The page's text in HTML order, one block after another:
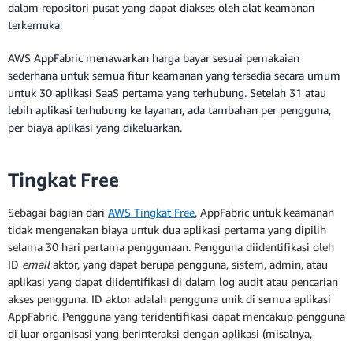
dalam repositori pusat yang dapat diakses oleh alat keamanan
terkemuka.
AWS AppFabric menawarkan harga bayar sesuai pemakaian
sederhana untuk semua fitur keamanan yang tersedia secara umum
untuk 30 aplikasi SaaS pertama yang terhubung. Setelah 31 atau
lebih aplikasi terhubung ke layanan, ada tambahan per pengguna,
per biaya aplikasi yang dikeluarkan.
Tingkat Free
Sebagai bagian dari AWS Tingkat Free, AppFabric untuk keamanan
tidak mengenakan biaya untuk dua aplikasi pertama yang dipilih
selama 30 hari pertama penggunaan. Pengguna diidentifikasi oleh
ID emailaktor, yang dapat berupa pengguna, sistem, admin, atau
aplikasi yang dapat diidentifikasi di dalam log audit atau pencarian
akses pengguna. ID aktor adalah pengguna unik di semua aplikasi
AppFabric. Pengguna yang teridentifikasi dapat mencakup pengguna
di luar organisasi yang berinteraksi dengan aplikasi (misalnya,